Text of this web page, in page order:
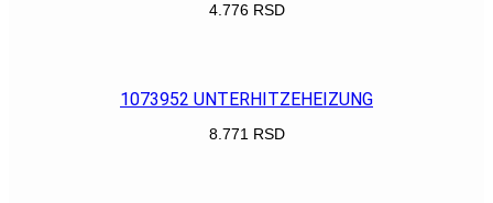
4.776 RSD
1073952 UNTERHITZEHEIZUNG
8.771 RSD